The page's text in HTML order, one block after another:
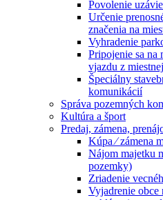
Povolenie
Určenie
značenia na
Vyhradenie
Pripojenie sa na
vjazdu z
Špeciálny
komunikácií
Správa pozemných
Kultúra a šport
Predaj, zámena,
Kúpa ⁄ zámena
Nájom majetku
pozemky)
Zriadenie
Vyjadrenie obce